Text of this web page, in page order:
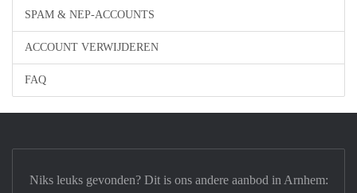
SPAM & NEP-ACCOUNTS
ACCOUNT VERWIJDEREN
FAQ
Niks leuks gevonden? Dit is ons andere aanbod in Arnhem: